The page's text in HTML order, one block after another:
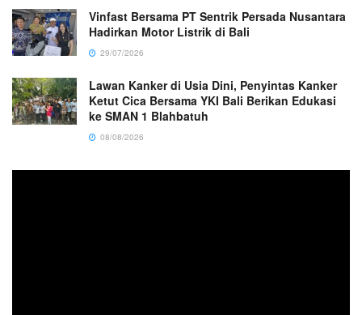
Vinfast Bersama PT Sentrik Persada Nusantara
Hadirkan Motor Listrik di Bali
29/07/2026
Lawan Kanker di Usia Dini, Penyintas Kanker
Ketut Cica Bersama YKI Bali Berikan Edukasi
ke SMAN 1 Blahbatuh
08/08/2026